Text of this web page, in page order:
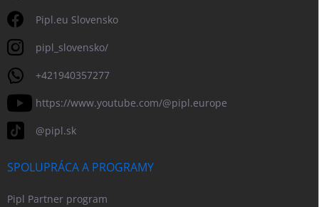
Pipl.eu Slovensko
pipl_slovensko/
+421940357277
https://www.youtube.com/@pipl.europe
@pipl.sk
SPOLUPRÁCA A PROGRAMY
Pipl Partner program